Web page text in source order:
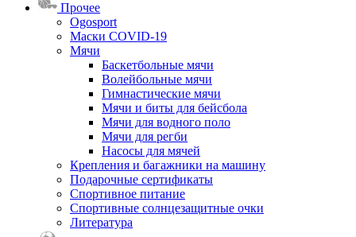
Прочее
Ogosport
Маски COVID-19
Мячи
Баскетбольные мячи
Волейбольные мячи
Гимнастические мячи
Мячи и биты для бейсбола
Мячи для водного поло
Мячи для регби
Насосы для мячей
Крепления и багажники на машину
Подарочные сертификаты
Спортивное питание
Спортивные солнцезащитные очки
Литература